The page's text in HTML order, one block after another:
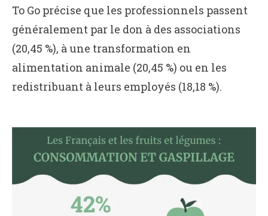
To Go précise que les professionnels passent
généralement par le don à des associations
(20,45 %), à une transformation en
alimentation animale (20,45 %) ou en les
redistribuant à leurs employés (18,18 %).